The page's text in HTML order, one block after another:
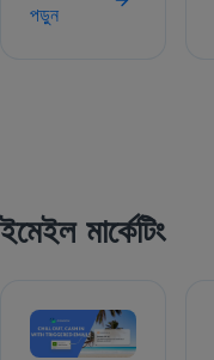
পড়ুন
ইমেইল মার্কেটিং